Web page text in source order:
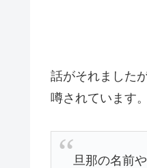
話がそれました
噂されています
旦那の名前